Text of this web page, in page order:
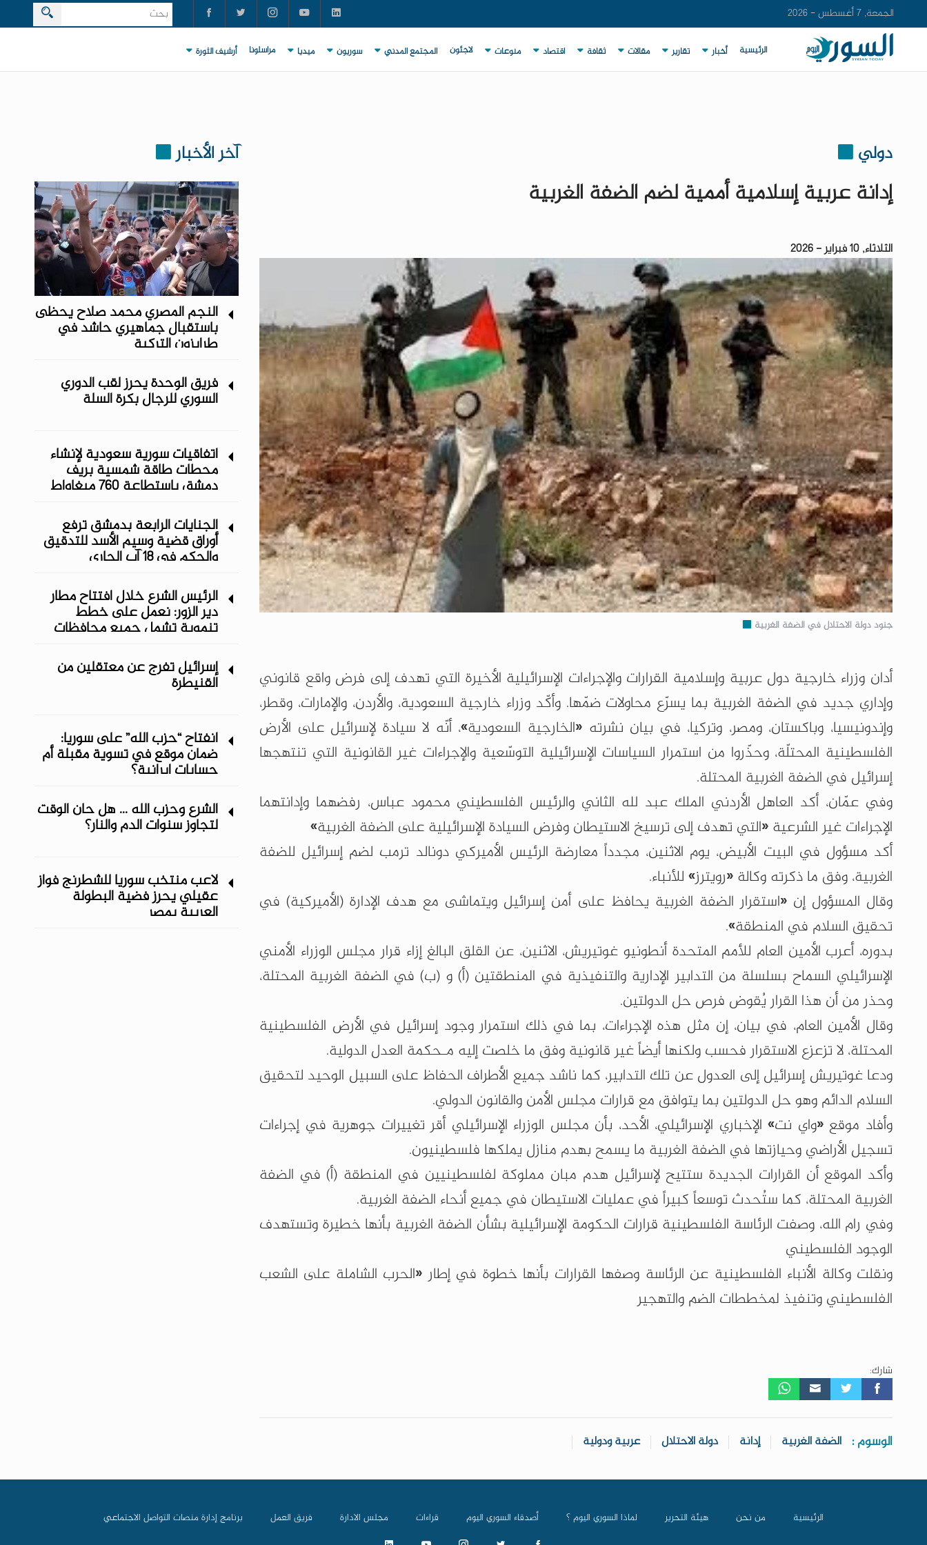
الجمعة, 7 أغسطس - 2026
الرئيسية أخبار تقارير مقالات ثقافة اقتصاد منوعات لاجئون المجتمع المدني سوريون ميديا مراسلونا أرشيف الثورة
دولي
إدانة عربية إسلامية أممية لضم الضفة الغربية
الثلاثاء, 10 فبراير - 2026
جنود دولة الاحتلال في الضفة الغربية
أدان وزراء خارجية دول عربية وإسلامية القرارات والإجراءات الإسرائيلية الأخيرة التي تهدف إلى فرض واقع قانوني
وإداري جديد في الضفة الغربية بما يسرّع محاولات ضمّها. وأكّد وزراء خارجية السعودية، والأردن، والإمارات، وقطر،
وإندونيسيا، وباكستان، ومصر، وتركيا، في بيان نشرته «الخارجية السعودية»، أنّه لا سيادة لإسرائيل على الأرض
الفلسطينية المحتلّة، وحذّروا من استمرار السياسات الإسرائيلية التوسّعية والإجراءات غير القانونية التي تنتهجها
إسرائيل في الضفة الغربية المحتلة.
وفي عمّان، أكد العاهل الأردني الملك عبد ﷲ الثاني والرئيس الفلسطيني محمود عباس، رفضهما وإدانتهما
الإجراءات غير الشرعية «التي تهدف إلى ترسيخ الاستيطان وفرض السيادة الإسرائيلية على الضفة الغربية»
أكد مسؤول في ‌البيت الأبيض، ‌يوم الاثنين، ⁠مجدداً معارضة ‌الرئيس الأميركي دونالد ترمب لضم إسرائيل للضفة
⁠الغربية، وفق ما ذكرته وكالة «رويترز» للأنباء.
وقال ‌المسؤول إن ‍«استقرار الضفة الغربية يحافظ على أمن إسرائيل ويتماشى مع هدف ⁠الإدارة (الأميركية) في
تحقيق السلام في المنطقة».
بدوره، أعرب الأمين العام للأمم المتحدة أنطونيو غوتيريش، الاثنين، عن القلق البالغ إزاء قرار مجلس الوزراء الأمني
الإسرائيلي السماح بسلسلة من التدابير الإدارية والتنفيذية في المنطقتين (أ) و (ب) في الضفة الغربية المحتلة،
وحذر من أن هذا القرار يُقوض فرص حل الدولتين.
وقال الأمين العام، في بيان، إن مثل هذه الإجراءات، بما في ذلك استمرار وجود إسرائيل في الأرض الفلسطينية
المحتلة، لا تزعزع الاستقرار فحسب ولكنها أيضاً غير قانونية وفق ما خلصت إليه مـحكمة العدل الدولية.
ودعا غوتيريش إسرائيل إلى العدول عن تلك التدابير، كما ناشد جميع الأطراف الحفاظ على السبيل الوحيد لتحقيق
السلام الدائم وهو حل الدولتين بما يتوافق مع قرارات مجلس الأمن والقانون الدولي.
وأفاد موقع «واي نت» الإخباري الإسرائيلي، الأحد، بأن مجلس الوزراء الإسرائيلي أقر تغييرات جوهرية في إجراءات
تسجيل الأراضي وحيازتها في الضفة الغربية ما يسمح بهدم منازل يملكها فلسطينيون.
وأكد الموقع أن القرارات الجديدة ستتيح لإسرائيل هدم مبان مملوكة لفلسطينيين في المنطقة (أ) في الضفة
الغربية المحتلة، كما ستُحدث توسعاً كبيراً في عمليات الاستيطان في جميع أنحاء الضفة الغربية.
وفي رام الله، وصفت الرئاسة الفلسطينية قرارات الحكومة الإسرائيلية بشأن الضفة الغربية بأنها خطيرة وتستهدف
الوجود الفلسطيني
ونقلت وكالة الأنباء الفلسطينية عن الرئاسة وصفها القرارات بأنها خطوة في إطار «الحرب الشاملة على الشعب
الفلسطيني وتنفيذ لمخططات الضم والتهجير
شارك:
الوسوم : الضفة الغربية إدانة دولة الاحتلال عربية ودولية
آخر الأخبار
النجم المصري محمد صلاح يحظى
باستقبال جماهيري حاشد في
طرابزون التركية
فريق الوحدة يحرز لقب الدوري
السوري للرجال بكرة السلة
اتفاقيات سورية سعودية لإنشاء
محطات طاقة شمسية ‏بريف
دمشق باستطاعة 760 ميغاواط
الجنايات الرابعة بدمشق ترفع
أوراق قضية وسيم الأسد للتدقيق
والحكم في 18 آب الجاري
الرئيس الشرع خلال افتتاح مطار
دير الزور: نعمل على خطط
تنموية تشمل جميع محافظات
إسرائيل تفرج عن معتقلين من
القنيطرة
انفتاح “حزب الله” على سوريا:
ضمان موقع في تسوية مقبلة أم
حسابات إيرانية؟
الشرع وحزب الله ... هل حان الوقت
لتجاوز سنوات الدم والنار؟
لاعب منتخب سوريا للشطرنج فواز
عقيلي يحرز فضية البطولة
العربية بمصر
الرئيسية من نحن هيئة التحرير لماذا السوري اليوم ؟ أصدقاء السوري اليوم قراءات مجلس الادارة فريق العمل برنامج إدارة منصات التواصل الاجتماعي